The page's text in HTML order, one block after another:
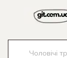
Чоловічі